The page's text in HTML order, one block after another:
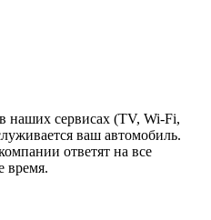
наших сервисах (TV, Wi-Fi,
ваш автомобиль.
ответят на все
время.